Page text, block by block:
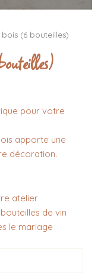
(6 bouteilles)
pour votre
apporte une
décoration.
atelier
de vin
le mariage